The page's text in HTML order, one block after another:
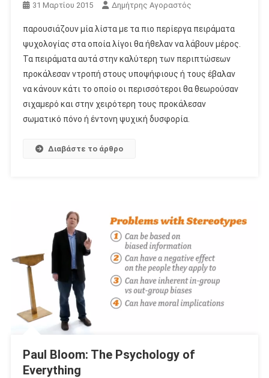
31 Μαρτίου 2015 Δημήτρης Αγοραστός
παρουσιάζουν μία λίστα με τα πιο περίεργα πειράματα
ψυχολογίας στα οποία λίγοι θα ήθελαν να λάβουν μέρος.
Τα πειράματα αυτά στην καλύτερη των περιπτώσεων
προκάλεσαν ντροπή στους υποψήφιους ή τους έβαλαν
να κάνουν κάτι το οποίο οι περισσότεροι θα θεωρούσαν
σιχαμερό και στην χειρότερη τους προκάλεσαν
σωματικό πόνο ή έντονη ψυχική δυσφορία.
Διαβάστε το άρθρο
Paul Bloom: The Psychology of
Everything